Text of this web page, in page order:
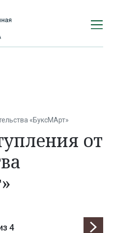
«БуксМАрт»
от
4